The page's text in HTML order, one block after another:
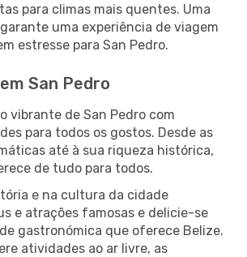
para climas mais quentes. Uma
uma experiência de viagem
estresse para San Pedro.
San Pedro
vibrante de San Pedro com
para todos os gostos. Desde as
até à sua riqueza histórica,
de tudo para todos.
e na cultura da cidade
e atrações famosas e delicie-se
gastronómica que oferece Belize.
atividades ao ar livre, as